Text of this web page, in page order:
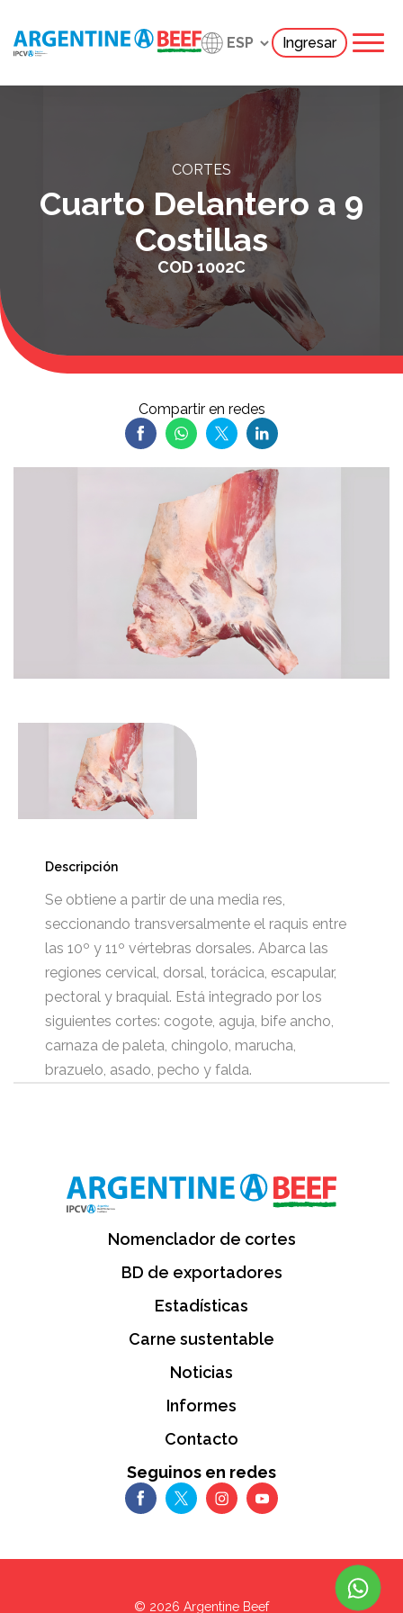
Ingresar
CORTES
Cuarto Delantero a 9
Costillas
COD1002C
Compartir en redes
Descripción
Se obtiene a partir de una media res,
seccionando transversalmente el raquis entre
las 10º y 11º vértebras dorsales. Abarca las
regiones cervical, dorsal, torácica, escapular,
pectoral y braquial. Está integrado por los
siguientes cortes: cogote, aguja, bife ancho,
carnaza de paleta, chingolo, marucha,
brazuelo, asado, pecho y falda.
Nomenclador de cortes
BD de exportadores
Estadísticas
Carne sustentable
Noticias
Informes
Contacto
Seguinos en redes
© 2026 Argentine Beef